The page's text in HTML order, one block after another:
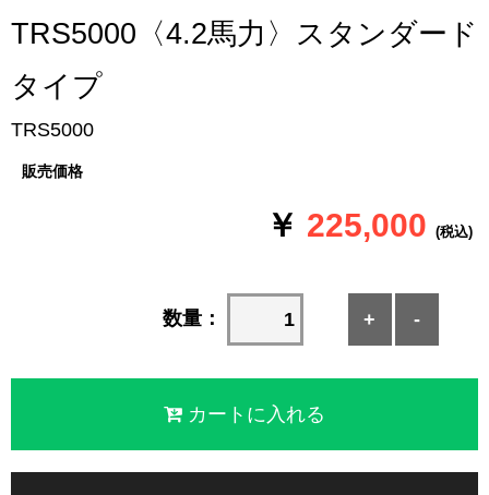
TRS5000〈4.2馬力〉スタンダード
タイプ
TRS5000
販売価格
￥ 225,000 (税込)
数量： + -